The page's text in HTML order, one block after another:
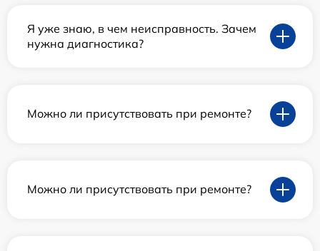
Я уже знаю, в чем неисправность. Зачем
нужна диагностика?
Можно ли присутствовать при ремонте?
Можно ли присутствовать при ремонте?